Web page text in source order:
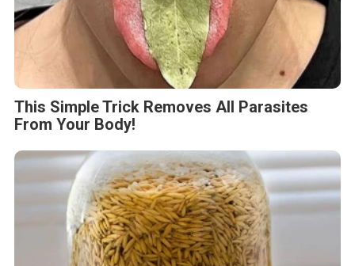
This Simple Trick Removes All Parasites
From Your Body!